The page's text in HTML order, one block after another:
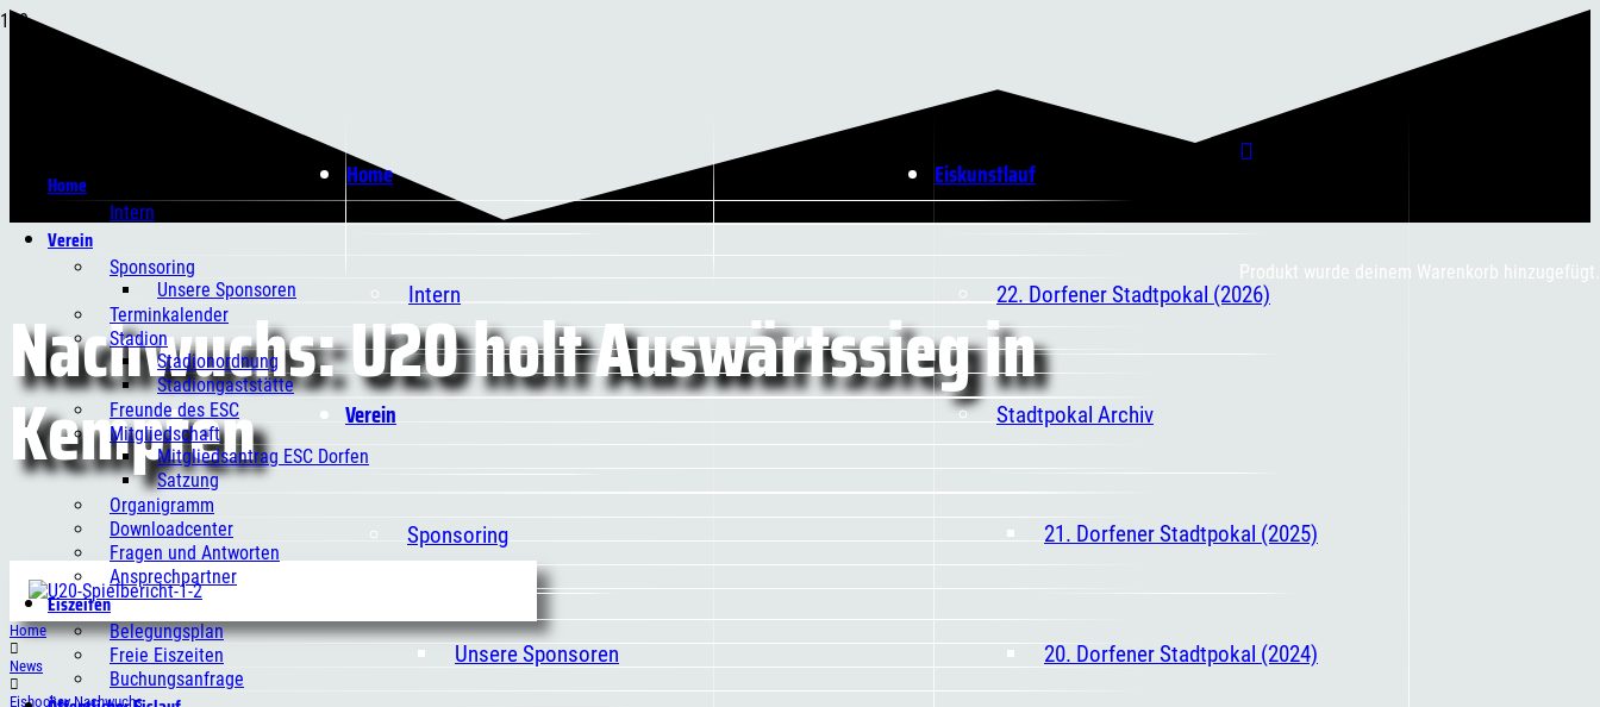
Eiskunstlauf
22. Dorfener Stadtpokal (2026)
Stadtpokal Archiv
21. Dorfener Stadtpokal (2025)
20. Dorfener Stadtpokal (2024)
Home
Intern
Verein
Sponsoring
Unsere Sponsoren
Produkt wurde deinem Warenkorb hinzugefügt.
Home
Intern
Verein
Sponsoring
Unsere Sponsoren
Terminkalender
Stadion
Stadionordnung
Stadiongaststätte
Freunde des ESC
Mitgliedschaft
Mitgliedsantrag ESC Dorfen
Satzung
Organigramm
Downloadcenter
Fragen und Antworten
Ansprechpartner
Eiszeiten
Belegungsplan
Freie Eiszeiten
Buchungsanfrage
Nachwuchs: U20 holt Auswärtssieg in
Kempten
Home
News
Eishockey Nachwuchs